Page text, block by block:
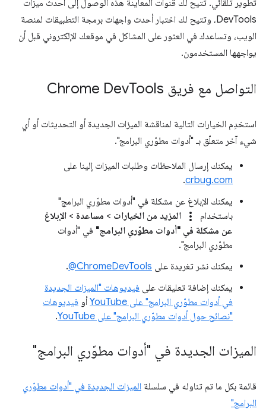
تطوير تلقائي. تتيح لك قنوات المعاينة هذه الوصول إلى أحدث ميزات
DevTools، وتتيح لك اختبار أحدث واجهات برمجة التطبيقات لمنصة
الويب، وتساعدك في العثور على المشاكل في موقعك الإلكتروني قبل أن
يواجهها المستخدمون.
التواصل مع فريق Chrome Dev Tools
استخدِم الخيارات التالية لمناقشة الميزات الجديدة أو التحديثات أو أي
شيء آخر متعلّق بـ "أدوات مطوّري البرامج".
يمكنك إرسال الملاحظات وطلبات الميزات إلينا على
crbug.com
.
يمكنك الإبلاغ عن مشكلة في "أدوات مطوّري البرامج"
باستخدام
more_vert المزيد من الخيارات > مساعدة > الإبلاغ
عن مشكلة في "أدوات مطوّري البرامج" في "أدوات
مطوّري البرامج".
يمكنك نشر تغريدة على ‎@ChromeDevTools
.
يمكنك إضافة تعليقات على فيديوهات "الميزات الجديدة
في أدوات مطوّري البرامج" على YouTube
أو فيديوهات
"نصائح حول أدوات مطوّري البرامج" على YouTube
.
الميزات الجديدة في "أدوات مطوّري البرامج"
قائمة بكل ما تم تناوله في سلسلة الميزات الجديدة في "أدوات مطوّري
البرامج"